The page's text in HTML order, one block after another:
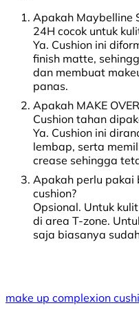
Apakah Maybelline
24H cocok untuk
Ya. Cushion ini
finish matte,
dan membuat
panas.
Apakah MAKE
Cushion tahan
Ya. Cushion ini
lembap, serta
crease sehingga
Apakah perlu pakai
cushion?
Opsional. Untuk
di area T-zone.
saja biasanya
make up complexion